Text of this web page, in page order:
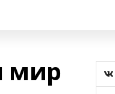
мир